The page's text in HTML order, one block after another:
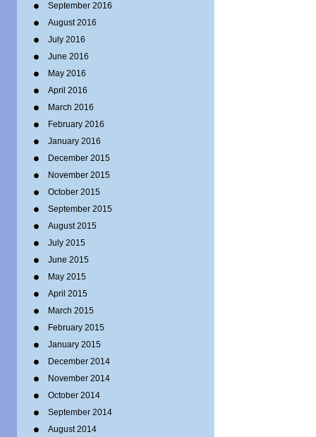
September 2016
August 2016
July 2016
June 2016
May 2016
April 2016
March 2016
February 2016
January 2016
December 2015
November 2015
October 2015
September 2015
August 2015
July 2015
June 2015
May 2015
April 2015
March 2015
February 2015
January 2015
December 2014
November 2014
October 2014
September 2014
August 2014